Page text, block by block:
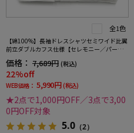
全1色
【綿100%】長袖ドレスシャツセミワイド比翼
前立ダブルカフス仕様【セレモニー／パーテ
ィー】ホワイトストライプワイシャツ通年YU
MIKATSURA
価格： 7,689円 (税込)
22%off
WEB価格： 5,990円 (税込)
★2点で1,000円OFF／3点で3,00
0円OFF対象
5.0 （2）